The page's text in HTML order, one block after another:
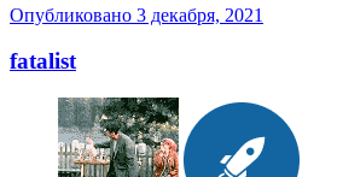
Опубликовано 3 декабря, 2021
fatalist